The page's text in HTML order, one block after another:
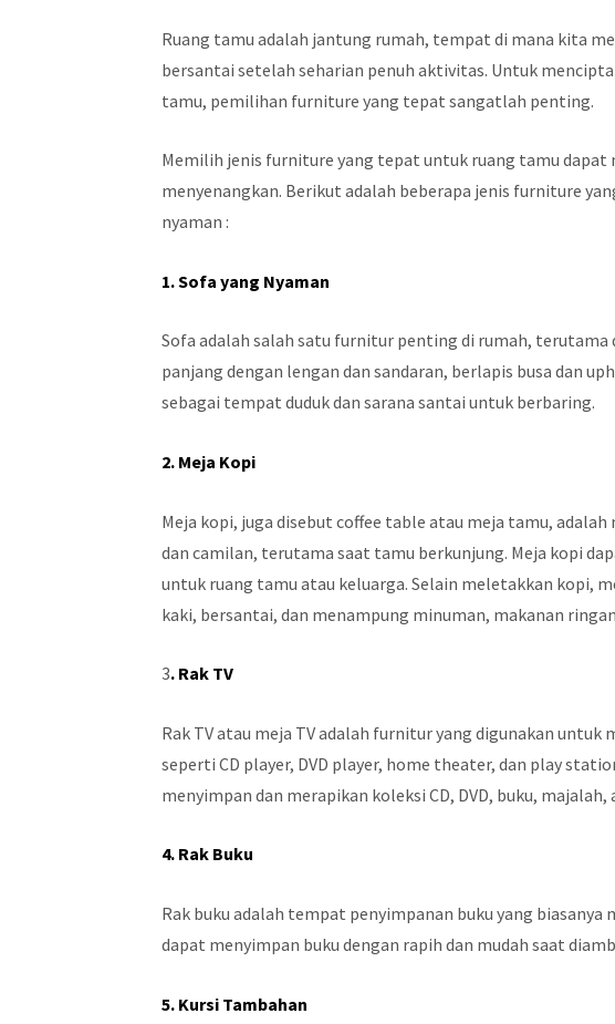
Ruang tamu adalah jantung rumah, tempat di mana kita
bersantai setelah seharian penuh aktivitas. Untuk
tamu, pemilihan furniture yang tepat sangatlah penting.
Memilih jenis furniture yang tepat untuk ruang tamu dapat
menyenangkan. Berikut adalah beberapa jenis furniture
nyaman :
1. Sofa yang Nyaman
Sofa adalah salah satu furnitur penting di rumah, terutama
panjang dengan lengan dan sandaran, berlapis busa dan
sebagai tempat duduk dan sarana santai untuk berbaring.
2. Meja Kopi
Meja kopi, juga disebut coffee table atau meja tamu,
dan camilan, terutama saat tamu berkunjung. Meja kopi
untuk ruang tamu atau keluarga. Selain meletakkan kopi,
kaki, bersantai, dan menampung minuman, makanan
3. Rak TV
Rak TV atau meja TV adalah furnitur yang digunakan
seperti CD player, DVD player, home theater, dan play
menyimpan dan merapikan koleksi CD, DVD, buku, majalah,
4. Rak Buku
Rak buku adalah tempat penyimpanan buku yang
dapat menyimpan buku dengan rapih dan mudah saat
5. Kursi Tambahan